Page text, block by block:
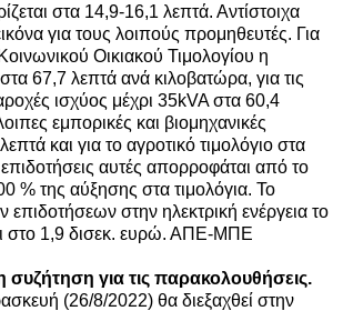
στα 14,9-16,1 λεπτά. Αντίστοιχα
για τους λοιπούς προμηθευτές. Για
Οικιακού Τιμολογίου η
67,7 λεπτά ανά κιλοβατώρα, για τις
ισχύος μέχρι 35kVA στα 60,4
εμπορικές και βιομηχανικές
και για το αγροτικό τιμολόγιο στα
αυτές απορροφάται από το
% της αύξησης στα τιμολόγια. Το
στην ηλεκτρική ενέργεια το
στο 1,9 δισεκ. ευρώ. ΑΠΕ-ΜΠΕ
για τις παρακολουθήσεις.
(26/8/2022) θα διεξαχθεί στην